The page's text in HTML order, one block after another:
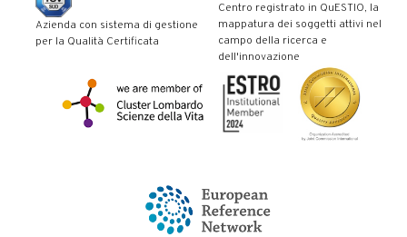
Azienda con sistema di gestione
per la Qualità Certificata
Centro registrato in QuESTIO, la
mappatura dei soggetti attivi nel
campo della ricerca e
dell'innovazione